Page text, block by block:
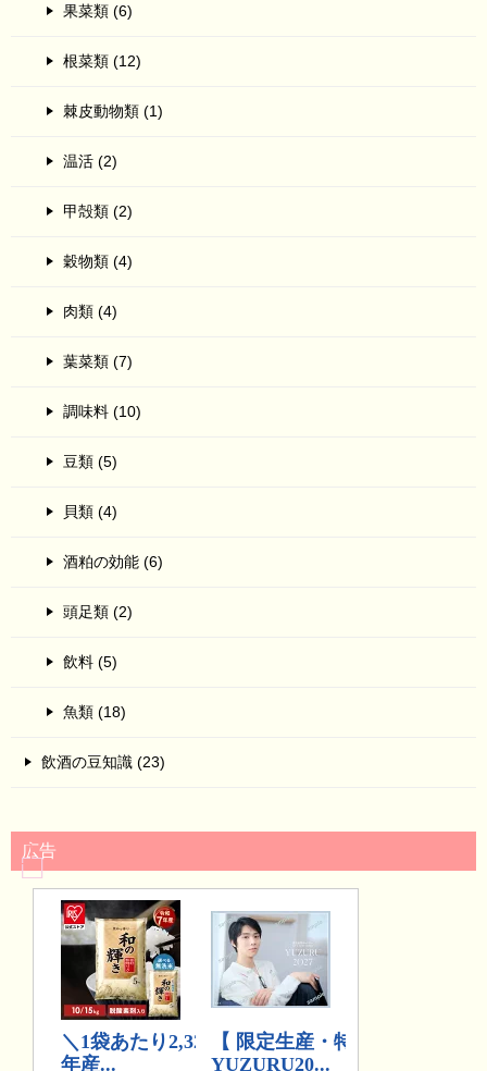
果菜類 (6)
根菜類 (12)
棘皮動物類 (1)
温活 (2)
甲殻類 (2)
穀物類 (4)
肉類 (4)
葉菜類 (7)
調味料 (10)
豆類 (5)
貝類 (4)
酒粕の効能 (6)
頭足類 (2)
飲料 (5)
魚類 (18)
飲酒の豆知識 (23)
広告